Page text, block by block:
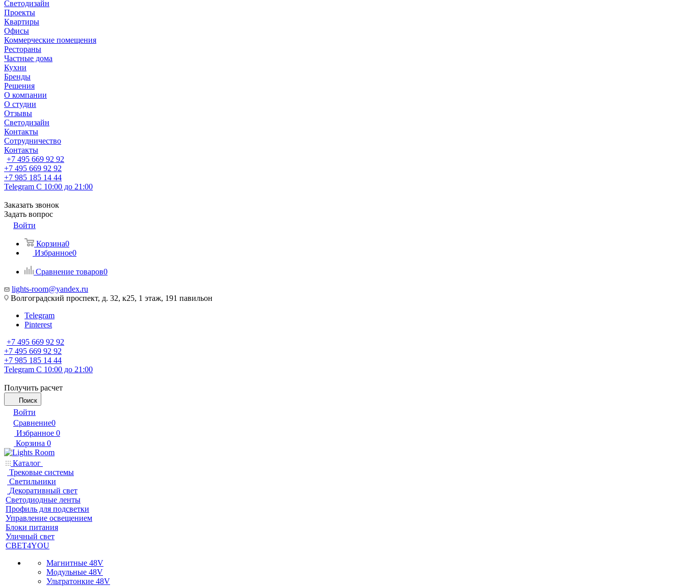
Светодизайн
Проекты
Квартиры
Офисы
Коммерческие помещения
Рестораны
Частные дома
Кухни
Бренды
Решения
О компании
О студии
Отзывы
Светодизайн
Контакты
Сотрудничество
Контакты
+7 495 669 92 92
+7 495 669 92 92
+7 985 185 14 44
Telegram С 10:00 до 21:00
Заказать звонок
Задать вопрос
Войти
Корзина0
Избранное0
Сравнение товаров0
lights-room@yandex.ru
Волгоградский проспект, д. 32, к25, 1 этаж, 191 павильон
Telegram
Pinterest
+7 495 669 92 92
+7 495 669 92 92
+7 985 185 14 44
Telegram С 10:00 до 21:00
Получить расчет
Поиск
Войти
Сравнение0
Избранное 0
Корзина 0
Каталог
Трековые системы
Светильники
Декоративный свет
Светодиодные ленты
Профиль для подсветки
Управление освещением
Блоки питания
Уличный свет
СВЕТ4YOU
Магнитные 48V
Модульные 48V
Ультратонкие 48V